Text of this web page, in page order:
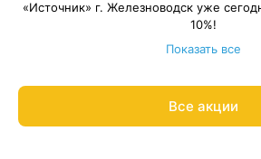
«Источник» г. Железноводск уже
10%!
Весь период проживания должен
26 декабря 2027, кроме периода с 01
Показать все
Все акции